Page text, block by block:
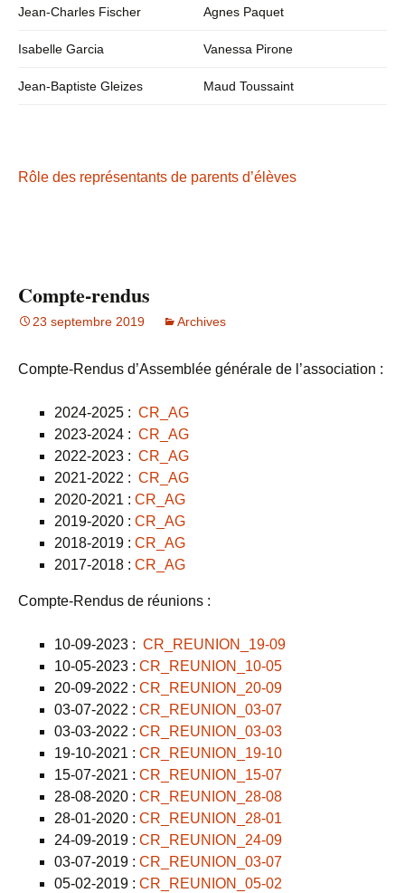
Jean-Charles Fischer Agnes Paquet
Isabelle Garcia Vanessa Pirone
Jean-Baptiste Gleizes Maud Toussaint
Rôle des représentants de parents d’élèves
Compte-rendus
23 septembre 2019 Archives
Compte-Rendus d’Assemblée générale de l’association :
2024-2025 : CR_AG
2023-2024 : CR_AG
2022-2023 : CR_AG
2021-2022 : CR_AG
2020-2021 : CR_AG
2019-2020 : CR_AG
2018-2019 : CR_AG
2017-2018 : CR_AG
Compte-Rendus de réunions :
10-09-2023 : CR_REUNION_19-09
10-05-2023 : CR_REUNION_10-05
20-09-2022 : CR_REUNION_20-09
03-07-2022 : CR_REUNION_03-07
03-03-2022 : CR_REUNION_03-03
19-10-2021 : CR_REUNION_19-10
15-07-2021 : CR_REUNION_15-07
28-08-2020 : CR_REUNION_28-08
28-01-2020 : CR_REUNION_28-01
24-09-2019 : CR_REUNION_24-09
03-07-2019 : CR_REUNION_03-07
05-02-2019 : CR_REUNION_05-02